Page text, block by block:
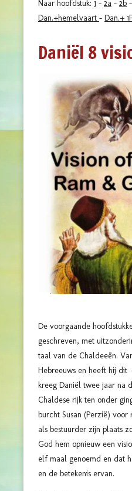
Naar hoofdstuk: 1 - 2a - 2b -
Dan.+hemelvaart - Dan.+
Daniël 8
De voorgaande
geschreven, met
taal van de Chaldeeën.
Hebreeuws en heeft hij dit
kreeg Daniël twee jaar na
Chaldese rijk ten onder
burcht Susan (Perzië)
als bestuurder zijn plaats
God hem opnieuw een
elf maal genoemd en dat
en de betekenis ervan.